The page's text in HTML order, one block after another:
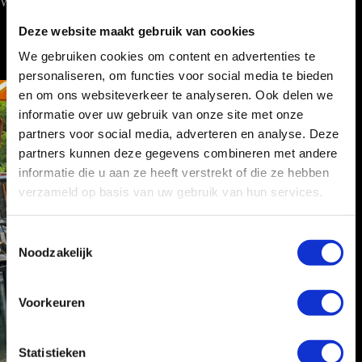
Deze website maakt gebruik van cookies
We gebruiken cookies om content en advertenties te
personaliseren, om functies voor social media te bieden
en om ons websiteverkeer te analyseren. Ook delen we
informatie over uw gebruik van onze site met onze
partners voor social media, adverteren en analyse. Deze
partners kunnen deze gegevens combineren met andere
informatie die u aan ze heeft verstrekt of die ze hebben
verzameld op basis van uw gebruik van hun services.
T
o
m
Noodzakelijk
Voorkeuren
Statistieken